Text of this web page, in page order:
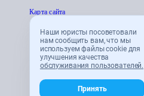
Наши юристы посоветовали
нам сообщить вам, что мы
используем файлы cookie для
улучшения качества
обслуживания пользователей.
Принять
Карта сайта
© 1995 - 2026 «ЦЕНТР
CENTRATTEK.RU